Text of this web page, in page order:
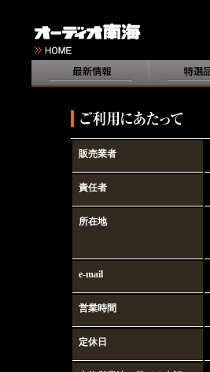
販売業者
責任者
所在地
e-mail
営業時間
定休日